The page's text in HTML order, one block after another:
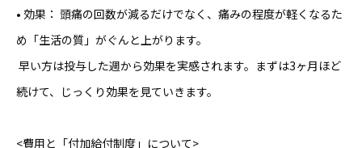
• 効果： 頭痛の回数が減るだけでなく、痛みの程度が軽くなるた
め「生活の質」がぐんと上がります。
早い方は投与した週から効果を実感されます。まずは3ヶ月ほど
続けて、じっくり効果を見ていきます。
<費用と「付加給付制度」について>